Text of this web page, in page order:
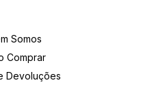
Somos
Comprar
Devoluções